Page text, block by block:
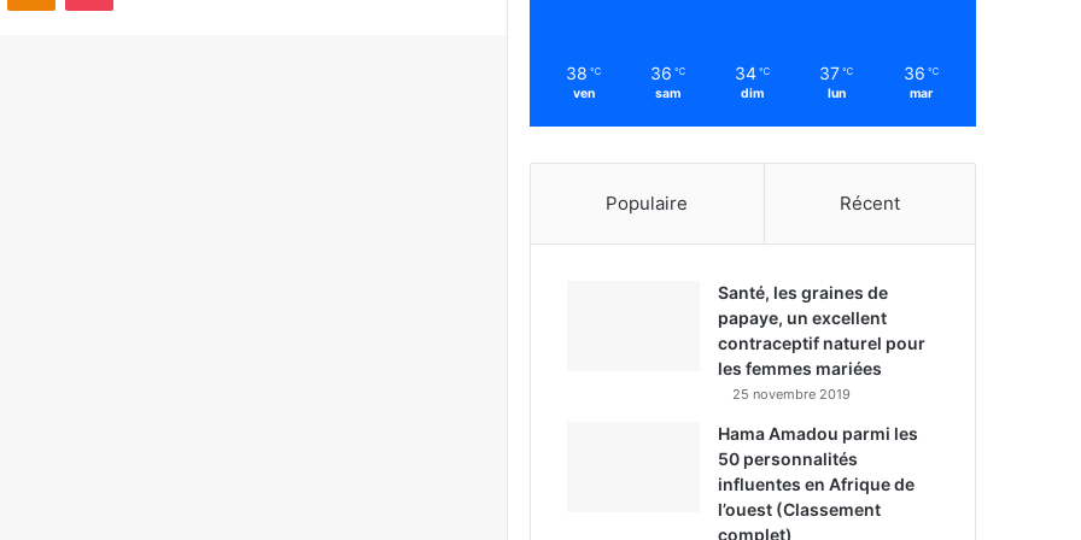
38 ℃
ven
36 ℃
sam
34 ℃
dim
37 ℃
lun
36 ℃
mar
Populaire Récent
Santé, les graines de
papaye, un excellent
contraceptif naturel pour
les femmes mariées
25 novembre 2019
Hama Amadou parmi les
50 personnalités
influentes en Afrique de
l’ouest (Classement
complet)